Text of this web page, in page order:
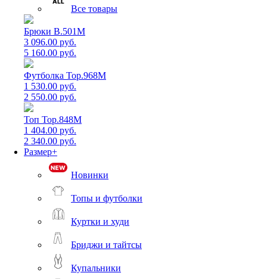
Все товары
Брюки B.501M
3 096.00 руб.
5 160.00 руб.
Футболка Top.968M
1 530.00 руб.
2 550.00 руб.
Топ Top.848M
1 404.00 руб.
2 340.00 руб.
Размер+
Новинки
Топы и футболки
Куртки и худи
Бриджи и тайтсы
Купальники